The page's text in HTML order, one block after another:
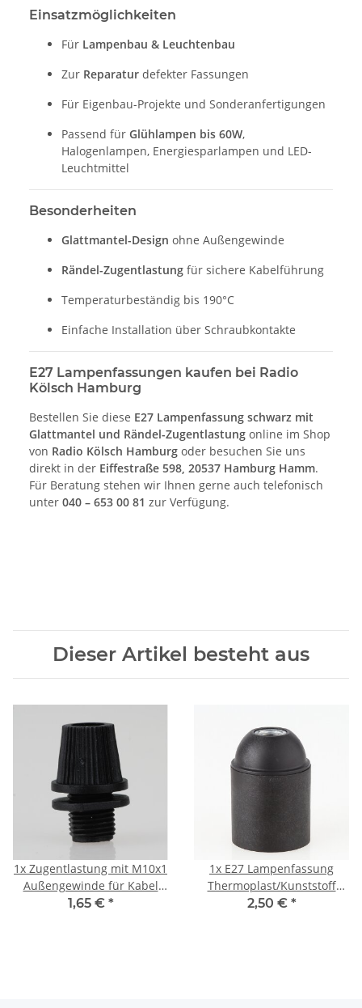
Einsatzmöglichkeiten
Für Lampenbau & Leuchtenbau
Zur Reparatur defekter Fassungen
Für Eigenbau-Projekte und Sonderanfertigungen
Passend für Glühlampen bis 60W,
Halogenlampen, Energiesparlampen und LED-
Leuchtmittel
Besonderheiten
Glattmantel-Design ohne Außengewinde
Rändel-Zugentlastung für sichere Kabelführung
Temperaturbeständig bis 190°C
Einfache Installation über Schraubkontakte
E27 Lampenfassungen kaufen bei Radio
Kölsch Hamburg
Bestellen Sie diese E27 Lampenfassung schwarz mit
Glattmantel und Rändel-Zugentlastung online im Shop
von Radio Kölsch Hamburg oder besuchen Sie uns
direkt in der Eiffestraße 598, 20537 Hamburg Hamm.
Für Beratung stehen wir Ihnen gerne auch telefonisch
unter 040 – 653 00 81 zur Verfügung.
Dieser Artikel besteht aus
1x Zugentlastung mit M10x1
Außengewinde für Kabel
16x22mm Kunststoff
1,65 € *
1x E27 Lampenfassung
Thermoplast/Kunststoff
schwarz mit Glattmantel
2,50 € *